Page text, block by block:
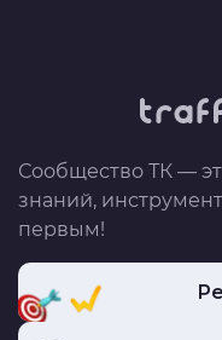
Сообщество ТК —
знаний,
первым!